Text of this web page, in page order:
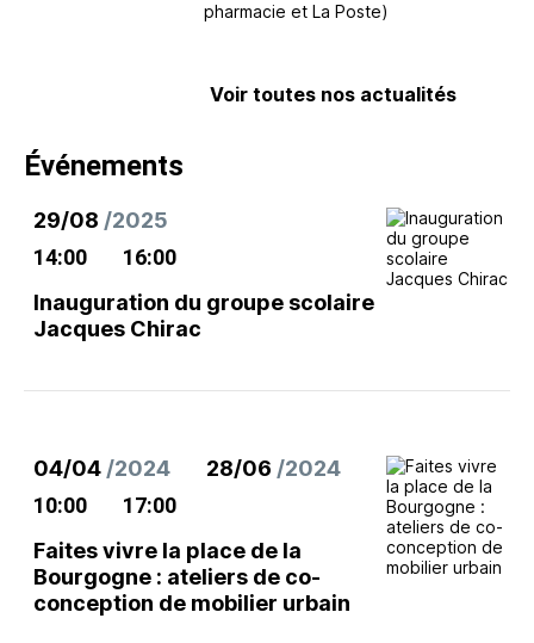
pharmacie et La Poste)
Voir toutes nos actualités
Événements
29/08 /2025
14:00
16:00
Inauguration du groupe scolaire
Jacques Chirac
04/04 /2024 28/06 /2024
10:00
17:00
Faites vivre la place de la
Bourgogne : ateliers de co-
conception de mobilier urbain